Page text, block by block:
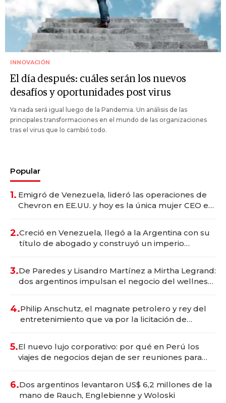
INNOVACIÓN
El día después: cuáles serán los nuevos
desafíos y oportunidades post virus
Ya nada será igual luego de la Pandemia. Un análisis de las
principales transformaciones en el mundo de las organizaciones
tras el virus que lo cambió todo.
Popular
1. Emigró de Venezuela, lideró las operaciones de
Chevron en EE.UU. y hoy es la única mujer CEO en
2.Creció en Venezuela, llegó a la Argentina con su
título de abogado y construyó un imperio
3.De Paredes y Lisandro Martínez a Mirtha Legrand:
dos argentinos impulsan el negocio del wellness
4.Philip Anschutz, el magnate petrolero y rey del
entretenimiento que va por la licitación de
5.El nuevo lujo corporativo: por qué en Perú los
viajes de negocios dejan de ser reuniones para
6.Dos argentinos levantaron US$ 6,2 millones de la
mano de Rauch, Englebienne y Woloski